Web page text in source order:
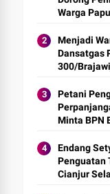
Warga
Menjadi
Dansatgas
300/
Petani
Minta BPN
Endang
Penguatan
Cianjur